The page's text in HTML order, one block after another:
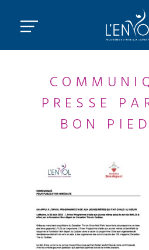
PRESSE
BON